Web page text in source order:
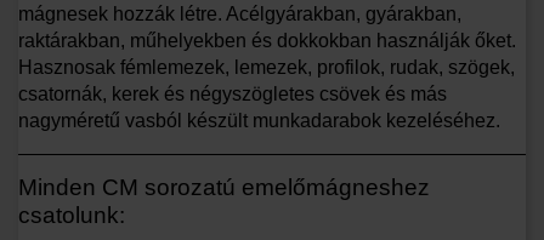
mágnesek hozzák létre. Acélgyárakban, gyárakban,
raktárakban, műhelyekben és dokkokban használják őket.
Hasznosak fémlemezek, lemezek, profilok, rudak, szögek,
csatornák, kerek és négyszögletes csövek és más
nagyméretű vasból készült munkadarabok kezeléséhez.
Minden CM sorozatú emelőmágneshez
csatolunk: